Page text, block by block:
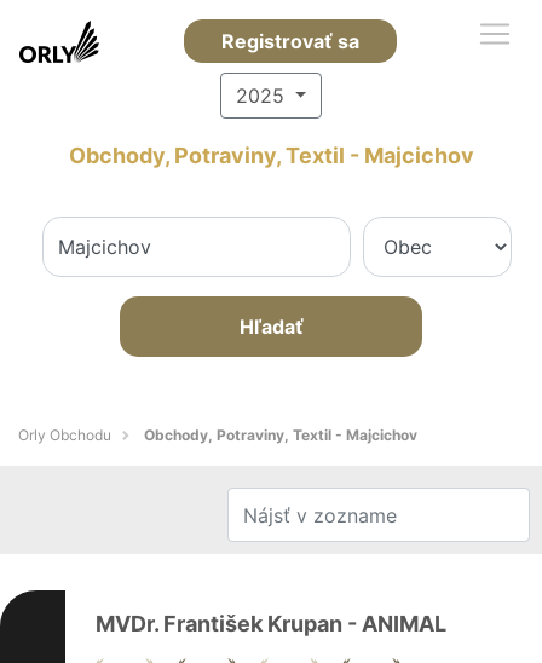
Registrovať sa
2025
Obchody, Potraviny, Textil - Majcichov
Hľadať
Orly Obchodu Obchody, Potraviny, Textil - Majcichov
MVDr. František Krupan - ANIMAL